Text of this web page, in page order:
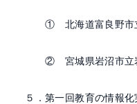
① 北海道富良野市立
② 宮城県岩沼市立岩
５．第一回教育の情報化